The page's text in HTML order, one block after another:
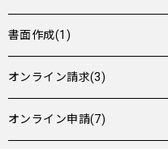
書面作成(1)
オンライン請求(3)
オンライン申請(7)